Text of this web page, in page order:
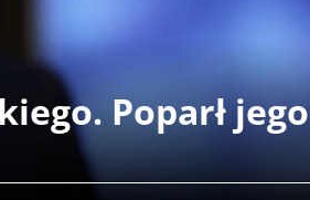
Poparł jego